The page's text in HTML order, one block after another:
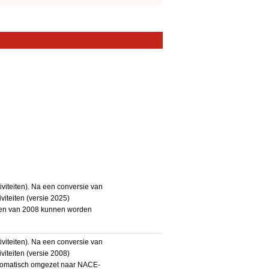
Na een conversie van
(versie 2025)
van 2008 kunnen worden
Na een conversie van
(versie 2008)
omgezet naar NACE-